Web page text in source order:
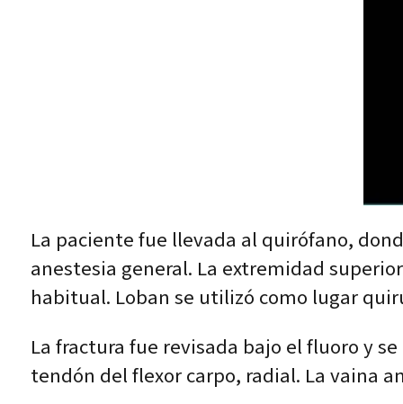
La paciente fue llevada al quirófano,
anestesia general. La extremidad
habitual. Loban se utilizó como lugar
La fractura fue revisada bajo el fluoro y
tendón del flexor carpo, radial. La vaina